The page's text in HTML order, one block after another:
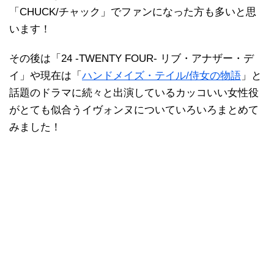
「CHUCK/チャック」でファンになった方も多いと思
います！
その後は「24 -TWENTY FOUR- リブ・アナザー・デ
イ」や現在は「 ハンドメイズ・テイル/侍女の物語 」と
話題のドラマに続々と出演しているカッコいい女性役
がとても似合うイヴォンヌについていろいろまとめて
みました！